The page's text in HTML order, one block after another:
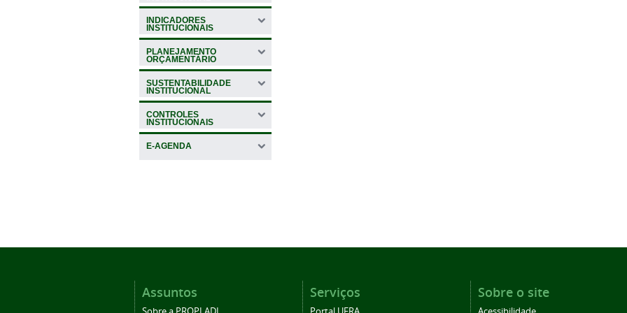
INDICADORES
INSTITUCIONAIS
PLANEJAMENTO
ORÇAMENTÁRIO
SUSTENTABILIDADE
INSTITUCIONAL
CONTROLES
INSTITUCIONAIS
E-AGENDA
Assuntos Serviços Sobre o site